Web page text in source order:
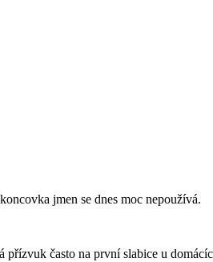
jmen se dnes moc nepoužívá.
často na první slabice u